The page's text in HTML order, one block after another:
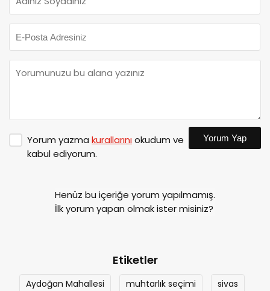
Yorum yazma kurallarınıokudum ve
kabul ediyorum.
Yorum Yap
Henüz bu içeriğe yorum yapılmamış.
İlk yorum yapan olmak ister misiniz?
Etiketler
Aydoğan Mahallesi muhtarlık seçimi
sivas